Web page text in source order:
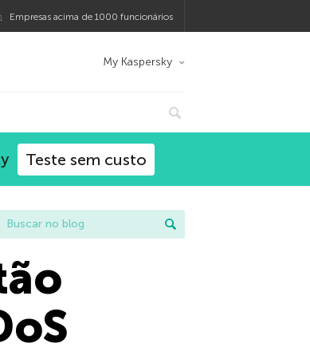
Empresas acima de 1000 funcionários
My Kaspersky
Teste sem custo